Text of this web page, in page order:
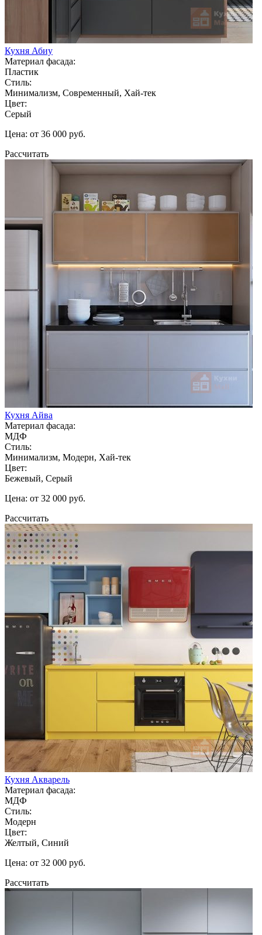
Кухня Абиу
Материал фасада:
Пластик
Стиль:
Минимализм, Современный, Хай-тек
Цвет:
Серый
Цена: от 36 000 руб.
Рассчитать
Кухня Айва
Материал фасада:
МДФ
Стиль:
Минимализм, Модерн, Хай-тек
Цвет:
Бежевый, Серый
Цена: от 32 000 руб.
Рассчитать
Кухня Акварель
Материал фасада:
МДФ
Стиль:
Модерн
Цвет:
Желтый, Синий
Цена: от 32 000 руб.
Рассчитать